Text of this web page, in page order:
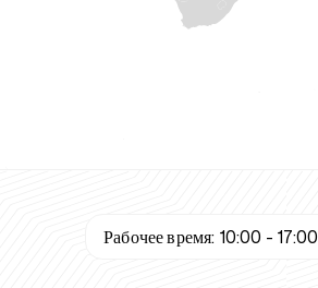
Рабочее время: 10:00 - 17:00